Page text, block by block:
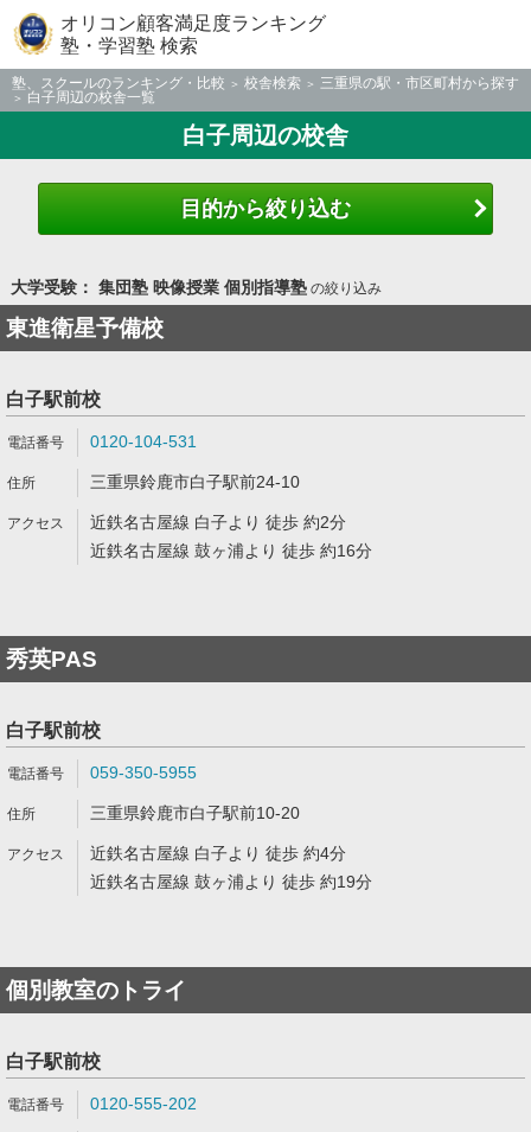
オリコン顧客満足度ランキング
塾・学習塾 検索
塾、スクールのランキング・比較 校舎検索
三重県の駅・市区町村から探す
白子周辺の校舎一覧
白子周辺の校舎
目的から絞り込む
大学受験： 集団塾 映像授業 個別指導塾の絞り込み
東進衛星予備校
白子駅前校
0120-104-531
三重県鈴鹿市白子駅前24-10
近鉄名古屋線 白子より 徒歩 約2分
近鉄名古屋線 鼓ヶ浦より 徒歩 約16分
秀英PAS
白子駅前校
059-350-5955
三重県鈴鹿市白子駅前10-20
近鉄名古屋線 白子より 徒歩 約4分
近鉄名古屋線 鼓ヶ浦より 徒歩 約19分
個別教室のトライ
白子駅前校
0120-555-202